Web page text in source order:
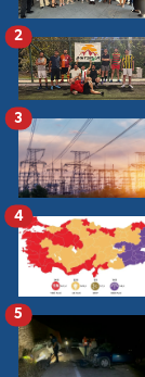
2
3
4
5